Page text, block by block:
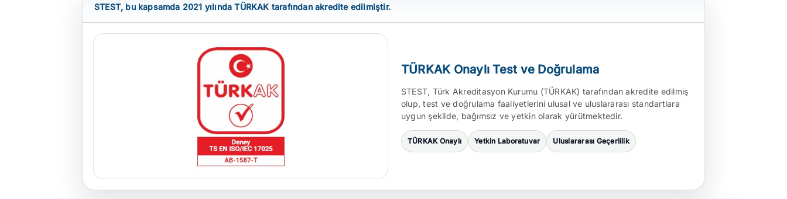
STEST, bu kapsamda 2021 yılında TÜRKAK tarafından akredite edilmiştir.
TÜRKAK Onaylı Test ve Doğrulama
STEST, Türk Akreditasyon Kurumu (TÜRKAK) tarafından akredite edilmiş
olup, test ve doğrulama faaliyetlerini ulusal ve uluslararası standartlara
uygun şekilde, bağımsız ve yetkin olarak yürütmektedir.
TÜRKAK Onaylı Yetkin Laboratuvar Uluslararası Geçerlilik